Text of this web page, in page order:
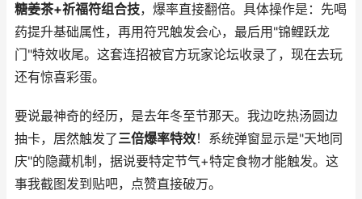
糖姜茶+祈福符组合技，爆率直接翻倍。具体操作是：先喝
药提升基础属性，再用符咒触发会心，最后用"锦鲤跃龙
门"特效收尾。这套连招被官方玩家论坛收录了，现在去玩
还有惊喜彩蛋。
要说最神奇的经历，是去年冬至节那天。我边吃热汤圆边
抽卡，居然触发了三倍爆率特效！系统弹窗显示是"天地同
庆"的隐藏机制，据说要特定节气+特定食物才能触发。这
事我截图发到贴吧，点赞直接破万。